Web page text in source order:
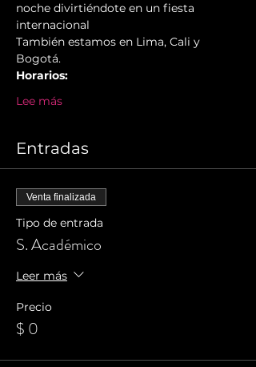
noche divirtiéndote en un fiesta
internacional
También estamos en Lima, Cali y
Bogotá.
Horarios:
Lee más
Entradas
Venta finalizada
Tipo de entrada
S. Académico
Leer más
Precio
$ 0